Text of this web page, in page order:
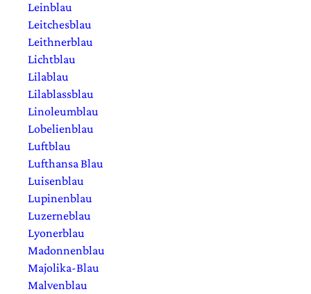
Leinblau
Leitchesblau
Leithnerblau
Lichtblau
Lilablau
Lilablassblau
Linoleumblau
Lobelienblau
Luftblau
Lufthansa Blau
Luisenblau
Lupinenblau
Luzerneblau
Lyonerblau
Madonnenblau
Majolika-Blau
Malvenblau